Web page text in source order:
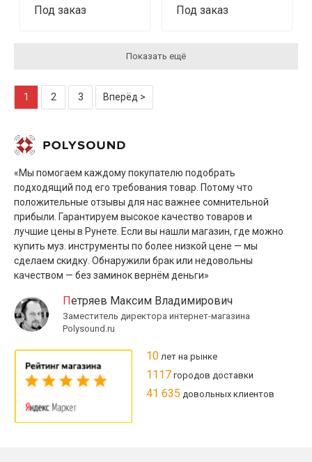
Под заказ Под заказ
Показать ещё
1 2 3 Вперёд >
«Мы помогаем каждому покупателю подобрать
подходящий под его требования товар. Потому что
положительные отзывы для нас важнее сомнительной
прибыли. Гарантируем высокое качество товаров и
лучшие цены в Рунете. Если вы нашли магазин, где можно
купить муз. инструменты по более низкой цене — мы
сделаем скидку. Обнаружили брак или недовольны
качеством — без заминок вернём деньги»
Петряев Максим Владимирович
Заместитель директора интернет-магазина
Polysound.ru
10 лет на рынке
1117 городов доставки
41 635 довольных клиентов